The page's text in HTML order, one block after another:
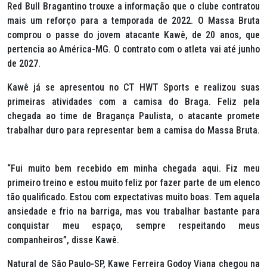
Red Bull Bragantino trouxe a informação que o clube contratou
mais um reforço para a temporada de 2022. O Massa Bruta
comprou o passe do jovem atacante Kawê, de 20 anos, que
pertencia ao América-MG. O contrato com o atleta vai até junho
de 2027.
Kawê já se apresentou no CT HWT Sports e realizou suas
primeiras atividades com a camisa do Braga. Feliz pela
chegada ao time de Bragança Paulista, o atacante promete
trabalhar duro para representar bem a camisa do Massa Bruta.
“Fui muito bem recebido em minha chegada aqui. Fiz meu
primeiro treino e estou muito feliz por fazer parte de um elenco
tão qualificado. Estou com expectativas muito boas. Tem aquela
ansiedade e frio na barriga, mas vou trabalhar bastante para
conquistar meu espaço, sempre respeitando meus
companheiros”, disse Kawê.
Natural de São Paulo-SP, Kawe Ferreira Godoy Viana chegou na